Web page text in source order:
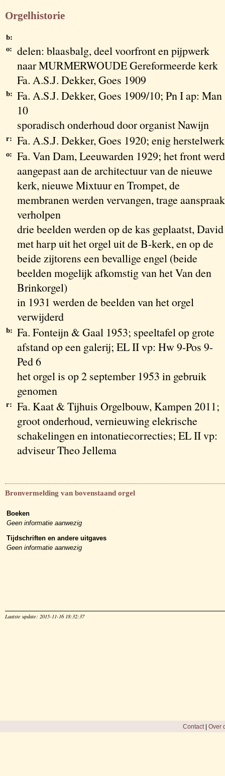
Orgelhistorie
b:
o: delen: blaasbalg, deel voorfront en pijpwerk
naar MURMERWOUDE Gereformeerde kerk
Fa. A.S.J. Dekker, Goes 1909
b: Fa. A.S.J. Dekker, Goes 1909/10; Pn I ap: Man
10
sporadisch onderhoud door organist Nawijn
r: Fa. A.S.J. Dekker, Goes 1920; enig herstelwerk
o: Fa. Van Dam, Leeuwarden 1929; het front werd
aangepast aan de architectuur van de nieuwe
kerk, nieuwe Mixtuur en Trompet, de
membranen werden vervangen, trage aanspraak
verholpen
drie beelden werden op de kas geplaatst, David
met harp uit het orgel uit de B-kerk, en op de
beide zijtorens een bevallige engel (beide
beelden mogelijk afkomstig van het Van den
Brinkorgel)
in 1931 werden de beelden van het orgel
verwijderd
b: Fa. Fonteijn & Gaal 1953; speeltafel op grote
afstand op een galerij; EL II vp: Hw 9-Pos 9-
Ped 6
het orgel is op 2 september 1953 in gebruik
genomen
r: Fa. Kaat & Tijhuis Orgelbouw, Kampen 2011;
groot onderhoud, vernieuwing elekrische
schakelingen en intonatiecorrecties; EL II vp:
adviseur Theo Jellema
Bronvermelding van bovenstaand orgel
Boeken
Geen informatie aanwezig
Tijdschriften en andere uitgaves
Geen informatie aanwezig
Laatste update: 2015-11-16 18:32:37
Contact| Over